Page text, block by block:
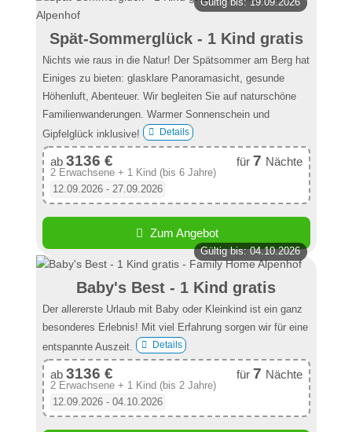
Spät-Sommerglück - 1 Kind gratis
Nichts wie raus in die Natur! Der Spätsommer am Berg hat
Einiges zu bieten: glasklare Panoramasicht, gesunde
Höhenluft, Abenteuer. Wir begleiten Sie auf naturschöne
Familienwanderungen. Warmer Sonnenschein und
Gipfelglück inklusive!
Details
ab 3136 € für 7 Nächte
2 Erwachsene + 1 Kind (bis 6 Jahre)
12.09.2026 - 27.09.2026
Zum Angebot
Gültig bis: 04.10.2026
Baby's Best - 1 Kind gratis
Der allererste Urlaub mit Baby oder Kleinkind ist ein ganz
besonderes Erlebnis! Mit viel Erfahrung sorgen wir für eine
entspannte Auszeit.
Details
ab 3136 € für 7 Nächte
2 Erwachsene + 1 Kind (bis 2 Jahre)
12.09.2026 - 04.10.2026